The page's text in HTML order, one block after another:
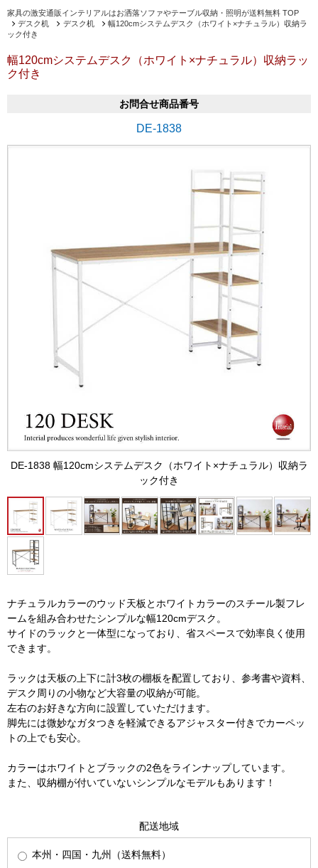
家具の激安通販インテリアルはお洒落ソファやテーブル収納・照明が送料無料 TOP
デスク机
デスク机
幅120cmシステムデスク（ホワイト×ナチュラル）収納ラ
ック付き
幅120cmシステムデスク（ホワイト×ナチュラル）収納ラッ
ク付き
お問合せ商品番号
DE-1838
DE-1838 幅120cmシステムデスク（ホワイト×ナチュラル）収納ラ
ック付き
ナチュラルカラーのウッド天板とホワイトカラーのスチール製フレ
ームを組み合わせたシンプルな幅120cmデスク。
サイドのラックと一体型になっており、省スペースで効率良く使用
できます。
ラックは天板の上下に計3枚の棚板を配置しており、参考書や資料、
デスク周りの小物など大容量の収納が可能。
左右のお好きな方向に設置していただけます。
脚先には微妙なガタつきを軽減できるアジャスター付きでカーペッ
トの上でも安心。
カラーはホワイトとブラックの2色をラインナップしています。
また、収納棚が付いていないシンプルなモデルもあります！
配送地域
本州・四国・九州（送料無料）